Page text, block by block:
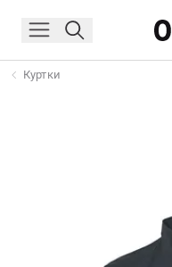
Куртки